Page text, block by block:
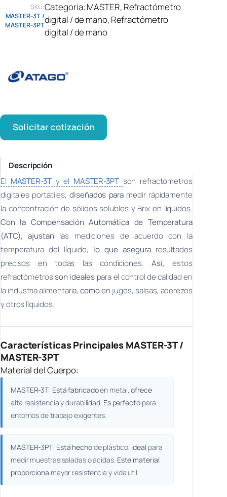
SKU:
MASTER-3T /
MASTER-3PT
Categoria:MASTER, Refractómetro
digital / de mano, Refractómetro
digital / de mano
Solicitar cotización
Descripción
El MASTER-3Ty el MASTER-3PT son refractómetros
digitales portátiles,diseñados para medir rápidamente
la concentración de sólidos solubles y Brix en líquidos.
Con la Compensación Automática de Temperatura
(ATC),ajustan las mediciones de acuerdo con la
temperatura del líquido, lo que aseguraresultados
precisos en todas las condiciones.Así, estos
refractómetrosson ideales para el control de calidad en
la industria alimentaria,comoen jugos, salsas, aderezos
y otros líquidos.
Características Principales MASTER-3T /
MASTER-3PT
Material del Cuerpo:
MASTER-3T: Está fabricadoen metal,ofrece
alta resistencia y durabilidad. Es perfectopara
entornos de trabajo exigentes.
MASTER-3PT: Está hechode plástico, idealpara
medir muestras saladas o ácidas. Este material
proporciona mayor resistencia y vida útil.